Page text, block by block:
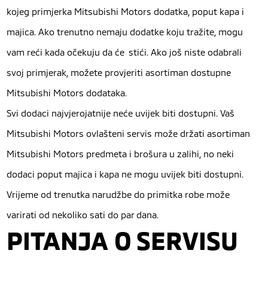
kojeg primjerka Mitsubishi Motors dodatka, poput kapa i
majica. Ako trenutno nemaju dodatke koju tražite, mogu
vam reći kada očekuju da će stići. Ako još niste odabrali
svoj primjerak, možete provjeriti asortiman dostupne
Mitsubishi Motors dodataka.
Svi dodaci najvjerojatnije neće uvijek biti dostupni. Vaš
Mitsubishi Motors ovlašteni servis može držati asortiman
Mitsubishi Motors predmeta i brošura u zalihi, no neki
dodaci poput majica i kapa ne mogu uvijek biti dostupni.
Vrijeme od trenutka narudžbe do primitka robe može
varirati od nekoliko sati do par dana.
PITANJA O SERVISU